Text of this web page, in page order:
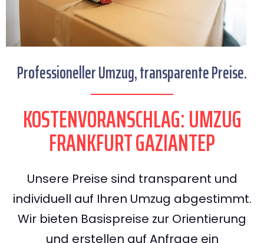
Professioneller Umzug, transparente Preise.
KOSTENVORANSCHLAG: UMZUG
FRANKFURT GAZIANTEP
Unsere Preise sind transparent und
individuell auf Ihren Umzug abgestimmt.
Wir bieten Basispreise zur Orientierung
und erstellen auf Anfrage ein